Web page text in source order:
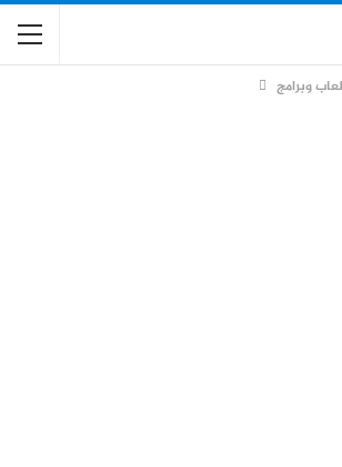
وبرامج